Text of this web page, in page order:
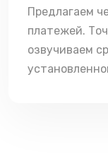
Предлагаем
платежей.
озвучиваем